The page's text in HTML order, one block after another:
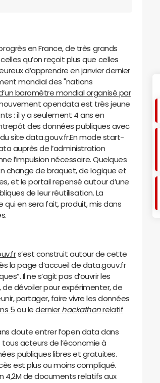
en France, de très grands
qu’on reçoit plus que celles
d’apprendre en janvier dernier
mondial des "nations
baromètre mondial organisé par
opendata est très jeune
: il y a seulement 4 ans en
des données publiques avec
site data.gouv.fr.En mode start-
auprès de l’administration
l’impulsion nécessaire. Quelques
change de braquet, de logique et
et le portail repensé autour d’une
de leur réutilisation. La
qui en sera fait, produit, mis dans
s’est construit autour de cette
la page d’accueil de data.gouv.fr
Il ne s’agit pas d’ouvrir les
de dévoiler pour expérimenter, de
partager, faire vivre les données
5 ou ledernier hackathonrelatif
doute entrer l’open data dans
tous acteurs de l’économie à
publiques libres et gratuites.
est plus ou moins compliqué.
4,2M de documents relatifs aux